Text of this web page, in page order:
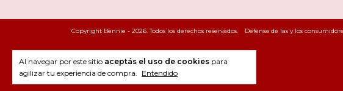
Al navegar por este sitio aceptás el uso de cookies para
agilizar tu experiencia de compra. Entendido
Copyright Bennie - 2026. Todos los derechos reservados. Defensa de las y los